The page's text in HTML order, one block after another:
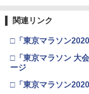
4
(
関連リンク
□「東京マラソン
□「東京マラソン 大
ージ
□「東京マラソン